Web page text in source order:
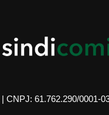
CNPJ: 61.762.290/0001-